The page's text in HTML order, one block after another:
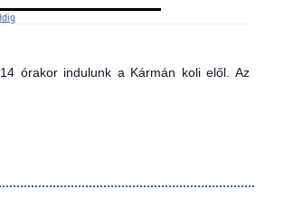
órakor indulunk a Kármán koli elől. Az